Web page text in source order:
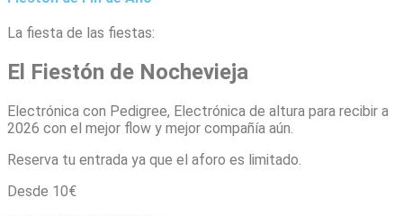
La fiesta de las fiestas:
El Fiestón de Nochevieja
Electrónica con Pedigree, Electrónica de altura para recibir a
2026 con el mejor flow y mejor compañía aún.
Reserva tu entrada ya que el aforo es limitado.
Desde 10€